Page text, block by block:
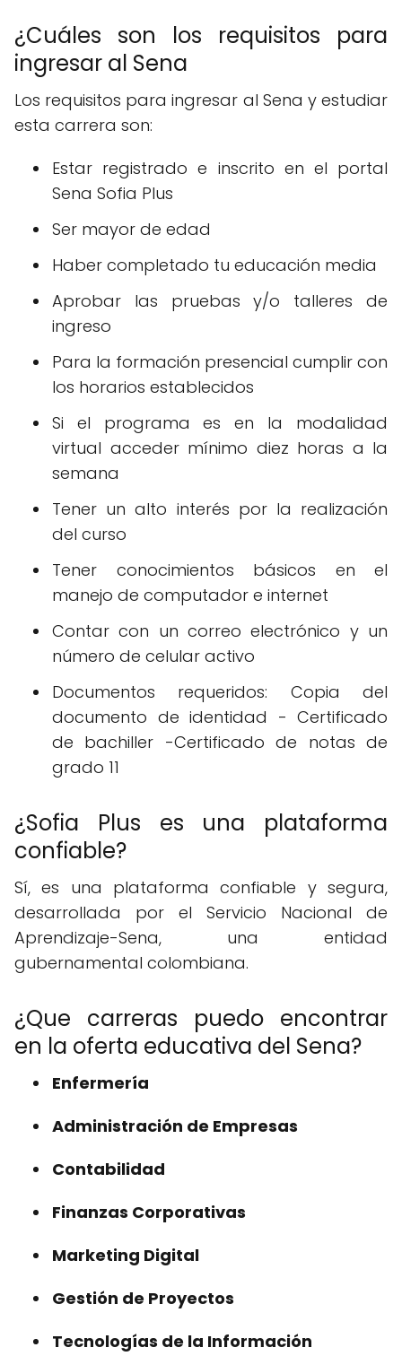
¿Cuáles son los requisitos para
ingresar al Sena
Los requisitos para ingresar al Sena y estudiar
esta carrera son:
Estar registrado e inscrito en el portal
Sena Sofia Plus
Ser mayor de edad
Haber completado tu educación media
Aprobar las pruebas y/o talleres de
ingreso
Para la formación presencial cumplir con
los horarios establecidos
Si el programa es en la modalidad
virtual acceder mínimo diez horas a la
semana
Tener un alto interés por la realización
del curso
Tener conocimientos básicos en el
manejo de computador e internet
Contar con un correo electrónico y un
número de celular activo
Documentos requeridos: Copia del
documento de identidad - Certificado
de bachiller -Certificado de notas de
grado 11
¿Sofia Plus es una plataforma
confiable?
Sí, es una plataforma confiable y segura,
desarrollada por el Servicio Nacional de
Aprendizaje-Sena, una entidad
gubernamental colombiana.
¿Que carreras puedo encontrar
en la oferta educativa del Sena?
Enfermería
Administración de Empresas
Contabilidad
Finanzas Corporativas
Marketing Digital
Gestión de Proyectos
Tecnologías de la Información